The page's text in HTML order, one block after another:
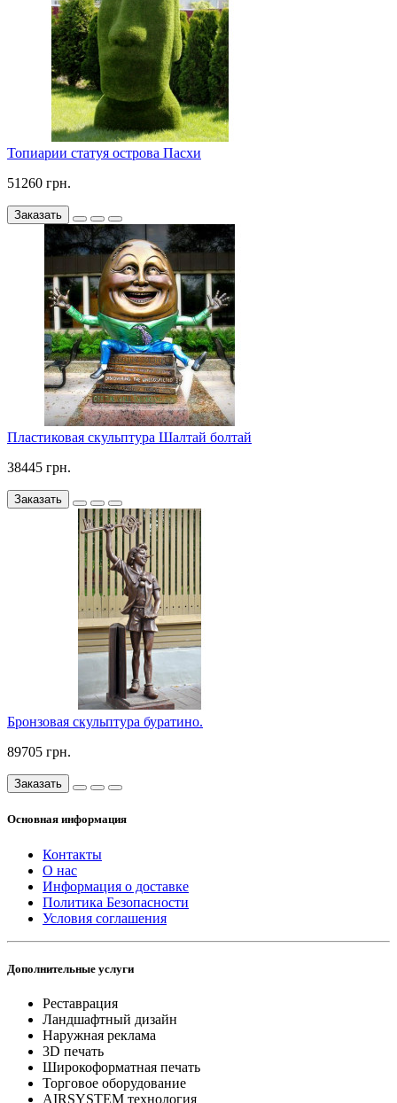
Топиарии статуя острова Пасхи
51260 грн.
Заказать
Пластиковая скульптура Шалтай болтай
38445 грн.
Заказать
Бронзовая скульптура буратино.
89705 грн.
Заказать
Основная информация
Контакты
О нас
Информация о доставке
Политика Безопасности
Условия соглашения
Дополнительные услуги
Реставрация
Ландшафтный дизайн
Наружная реклама
3D печать
Широкоформатная печать
Торговое оборудование
AIRSYSTEM технология